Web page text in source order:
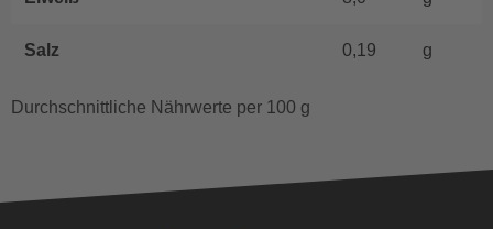
Salz 0,19 g
Durchschnittliche Nährwerte per 100 g